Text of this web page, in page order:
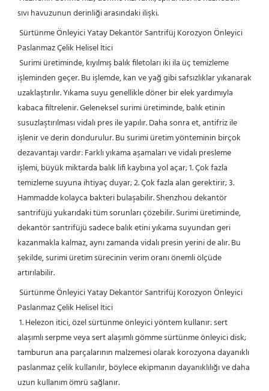
sıvı havuzunun derinliği arasındaki ilişki.
Sürtünme Önleyici Yatay Dekantör Santrifüj Korozyon Önleyici
Paslanmaz Çelik Helisel İtici
Surimi üretiminde, kıyılmış balık filetoları iki ila üç temizleme
işleminden geçer. Bu işlemde, kan ve yağ gibi safsızlıklar yıkanarak
uzaklaştırılır. Yıkama suyu genellikle döner bir elek yardımıyla
kabaca filtrelenir. Geleneksel surimi üretiminde, balık etinin
susuzlaştırılması vidalı pres ile yapılır. Daha sonra et, antifriz ile
işlenir ve derin dondurulur. Bu surimi üretim yönteminin birçok
dezavantajı vardır: Farklı yıkama aşamaları ve vidalı presleme
işlemi, büyük miktarda balık lifi kaybına yol açar; 1. Çok fazla
temizleme suyuna ihtiyaç duyar; 2. Çok fazla alan gerektirir; 3.
Hammadde kolayca bakteri bulaşabilir. Shenzhou dekantör
santrifüjü yukarıdaki tüm sorunları çözebilir. Surimi üretiminde,
dekantör santrifüjü sadece balık etini yıkama suyundan geri
kazanmakla kalmaz, aynı zamanda vidalı presin yerini de alır. Bu
şekilde, surimi üretim sürecinin verim oranı önemli ölçüde
artırılabilir.
Sürtünme Önleyici Yatay Dekantör Santrifüj Korozyon Önleyici
Paslanmaz Çelik Helisel İtici
1. Helezon itici, özel sürtünme önleyici yöntem kullanır: sert
alaşımlı serpme veya sert alaşımlı gömme sürtünme önleyici disk;
tamburun ana parçalarının malzemesi olarak korozyona dayanıklı
paslanmaz çelik kullanılır, böylece ekipmanın dayanıklılığı ve daha
uzun kullanım ömrü sağlanır.